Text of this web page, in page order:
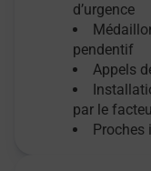
d’urgence
pendentif
Appels
par le